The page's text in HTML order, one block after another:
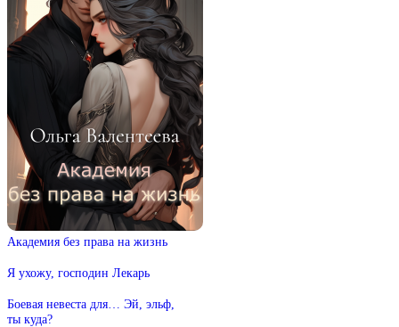
Академия без права на жизнь
Я ухожу, господин Лекарь
Боевая невеста для… Эй, эльф,
ты куда?